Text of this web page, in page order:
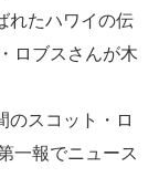
れたハワイの伝
ロブスさんが木
のスコット・ロ
一報でニュース